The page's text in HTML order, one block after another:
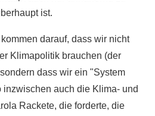
ist.
darauf, dass wir nicht
Klimapolitik brauchen (der
dass wir ein "System
auch die Klima- und
Rackete, die forderte, die